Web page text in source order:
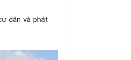
dân và phát